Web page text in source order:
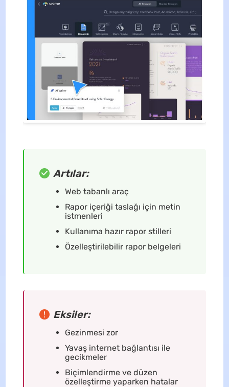
Artılar:
Web tabanlı araç
Rapor içeriği taslağı için metin
istmenleri
Kullanıma hazır rapor stilleri
Özelleştirilebilir rapor belgeleri
Eksiler:
Gezinmesi zor
Yavaş internet bağlantısı ile
gecikmeler
Biçimlendirme ve düzen
özelleştirme yaparken hatalar